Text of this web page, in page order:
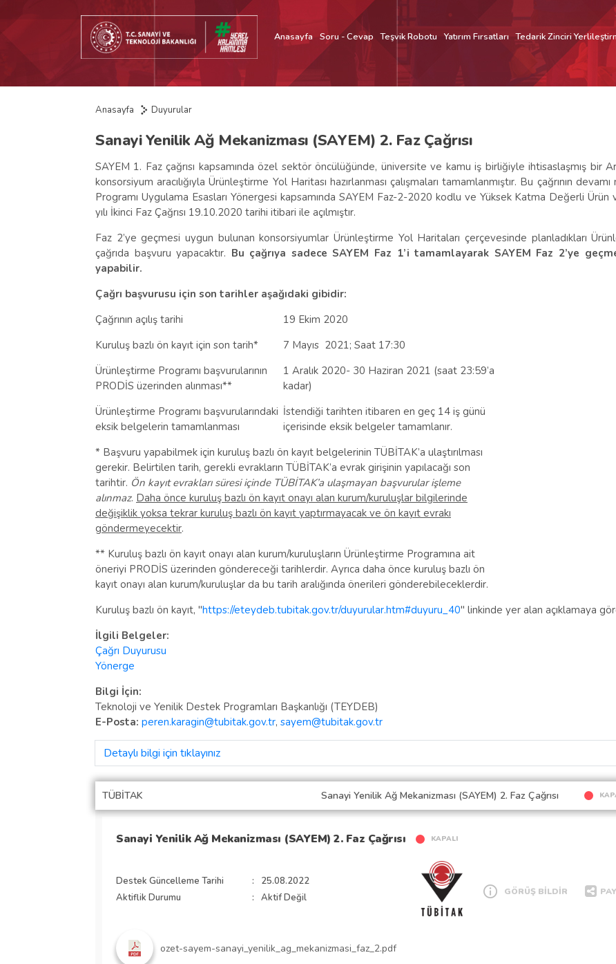
Anasayfa Soru - Cevap Teşvik Robotu Yatırım Fırsatları Tedarik Zinciri
Anasayfa Duyurular
Sanayi Yenilik Ağ Mekanizması (SAYEM) 2. Faz Çağrısı
SAYEM 1. Faz çağrısı kapsamında özel sektör öncülüğünde, üniversite ve kamu iş birliğiyle ihtisaslaşmış bir
konsorsiyum aracılığıyla Ürünleştirme Yol Haritası hazırlanması çalışmaları tamamlanmıştır. Bu çağrının
Programı Uygulama Esasları Yönergesi kapsamında SAYEM Faz-2-2020 kodlu ve Yüksek Katma Değerli
yılı İkinci Faz Çağrısı 19.10.2020 tarihi itibari ile açılmıştır.
Faz 2’ye geçmesi uygun bulunan konsorsiyumlar Ürünleştirme Yol Haritaları çerçevesinde planladıkları
çağrıda başvuru yapacaktır. Bu çağrıya sadece SAYEM Faz 1’i tamamlayarak SAYEM Faz 2’ye
yapabilir.
Çağrı başvurusu için son tarihler aşağıdaki gibidir:
Çağrının açılış tarihi
19 Ekim 2020
Kuruluş bazlı ön kayıt için son tarih*
7 Mayıs 2021; Saat 17:30
Ürünleştirme Programı başvurularının
PRODİS üzerinden alınması**
1 Aralık 2020- 30 Haziran 2021 (saat 23:59’a
kadar)
Ürünleştirme Programı başvurularındaki
eksik belgelerin tamamlanması
İstendiği tarihten itibaren en geç 14 iş günü
içerisinde eksik belgeler tamamlanır.
* Başvuru yapabilmek için kuruluş bazlı ön kayıt belgelerinin TÜBİTAK’a ulaştırılması
gerekir. Belirtilen tarih, gerekli evrakların TÜBİTAK’a evrak girişinin yapılacağı son
tarihtir. Ön kayıt evrakları süresi içinde TÜBİTAK’a ulaşmayan başvurular işleme
alınmaz. Daha önce kuruluş bazlı ön kayıt onayı alan kurum/kuruluşlar bilgilerinde
değişiklik yoksa tekrar kuruluş bazlı ön kayıt yaptırmayacak ve ön kayıt evrakı
göndermeyecektir.
** Kuruluş bazlı ön kayıt onayı alan kurum/kuruluşların Ürünleştirme Programına ait
öneriyi PRODİS üzerinden göndereceği tarihlerdir. Ayrıca daha önce kuruluş bazlı ön
kayıt onayı alan kurum/kuruluşlar da bu tarih aralığında önerileri gönderebileceklerdir.
Kuruluş bazlı ön kayıt, "https://eteydeb.tubitak.gov.tr/duyurular.htm#duyuru_40" linkinde yer alan açıklamaya
İlgili Belgeler:
Çağrı Duyurusu
Yönerge
Bilgi İçin:
Teknoloji ve Yenilik Destek Programları Başkanlığı (TEYDEB)
E-Posta: peren.karagin@tubitak.gov.tr, sayem@tubitak.gov.tr
Detaylı bilgi için tıklayınız
TÜBİTAK Sanayi Yenilik Ağ Mekanizması (SAYEM) 2. Faz Çağrısı
Sanayi Yenilik Ağ Mekanizması (SAYEM) 2. Faz Çağrısı KAPALI
Destek Güncelleme Tarihi :
25.08.2022
Aktiflik Durumu
: Aktif Değil GÖRÜŞ BİLDİR
ozet-sayem-sanayi_yenilik_ag_mekanizmasi_faz_2.pdf